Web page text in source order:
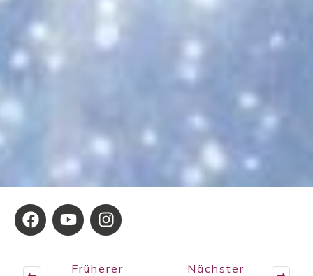
Früherer
Nächster